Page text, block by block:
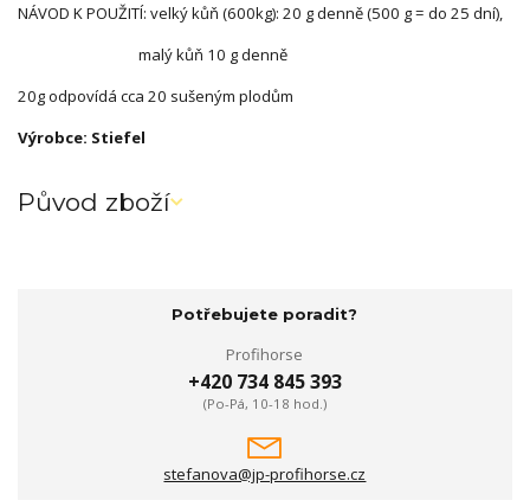
NÁVOD K POUŽITÍ: velký kůň (600kg): 20 g denně (500 g = do 25 dní),
malý kůň 10 g denně
20g odpovídá cca 20 sušeným plodům
Výrobce: Stiefel
Původ zboží
Potřebujete poradit?
Profihorse
+420 734 845 393
(Po-Pá, 10-18 hod.)
stefanova@jp-profihorse.cz